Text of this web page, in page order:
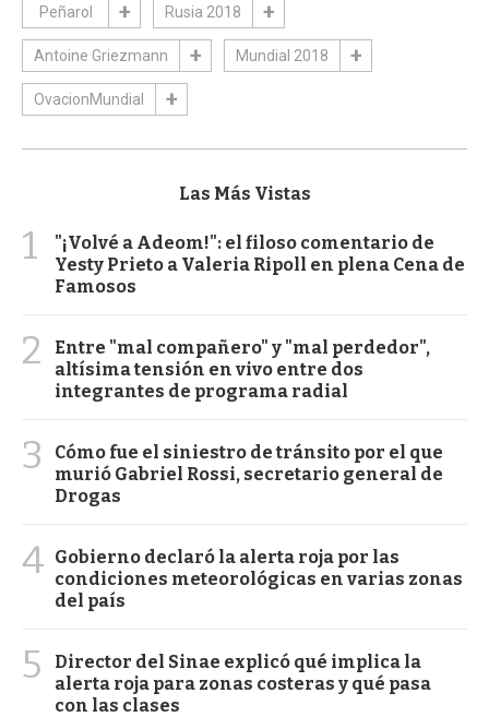
Peñarol Rusia 2018
Antoine Griezmann Mundial 2018
OvacionMundial
Las Más Vistas
1
"¡Volvé a Adeom!": el filoso comentario de
Yesty Prieto a Valeria Ripoll en plena Cena de
Famosos
2
Entre "mal compañero" y "mal perdedor",
altísima tensión en vivo entre dos
integrantes de programa radial
3
Cómo fue el siniestro de tránsito por el que
murió Gabriel Rossi, secretario general de
Drogas
4 Gobierno declaró la alerta roja por las
condiciones meteorológicas en varias zonas
del país
5
Director del Sinae explicó qué implica la
alerta roja para zonas costeras y qué pasa
con las clases